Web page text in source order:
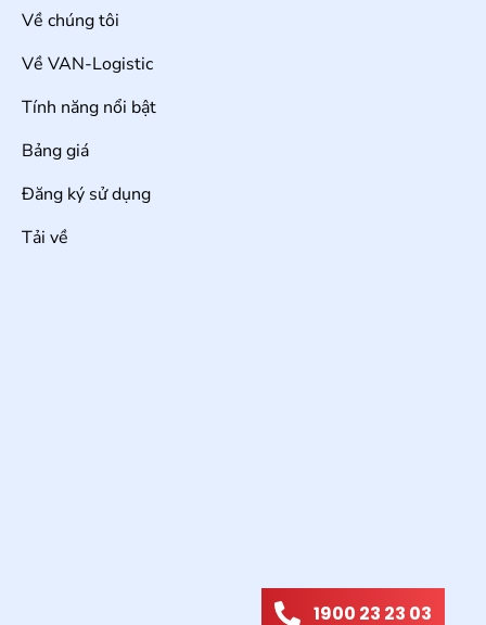
Về chúng tôi
Về VAN-Logistic
Tính năng nổi bật
Bảng giá
Đăng ký sử dụng
Tải về
1900 23 23 03